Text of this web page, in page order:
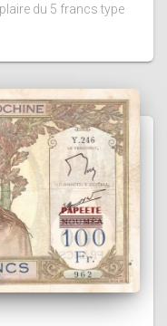
du 5 francs type